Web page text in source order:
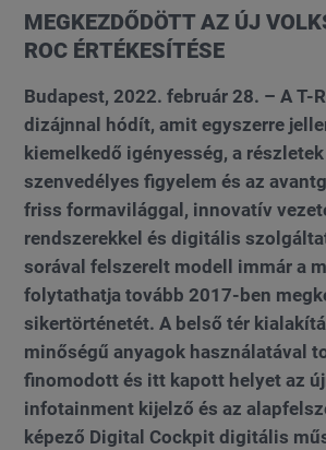
MEGKEZDŐDÖTT AZ ÚJ
ROC ÉRTÉKESÍTÉSE
Budapest, 2022. február 28. – A T-
dizájnnal hódít, amit egyszerre
kiemelkedő igényesség, a
szenvedélyes figyelem és az
friss formavilággal, innovatív
rendszerekkel és digitális
sorával felszerelt modell immár a
folytathatja tovább 2017-ben
sikertörténetét. A belső tér
minőségű anyagok használatával
finomodott és itt kapott helyet az
infotainment kijelző és az
képező Digital Cockpit digitális